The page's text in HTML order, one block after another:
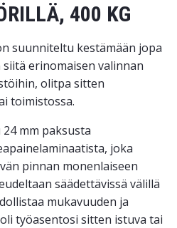
400 KG
suunniteltu kestämään jopa
erinomaisen valinnan
olitpa sitten
toimistossa.
mm paksusta
joka
pinnan monenlaiseen
säädettävissä välillä
mukavuuden ja
työasentosi sitten istuva tai